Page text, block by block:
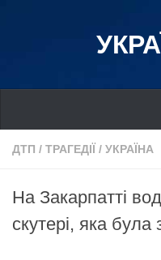
Україна
Дніпро
Львів
ДТП / ТРАГЕДІЇ / УКРАЇНА
На Закарпатті
скутері, яка